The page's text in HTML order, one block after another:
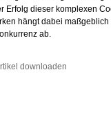
Erfolg dieser komplexen
hängt dabei
ab.
downloaden